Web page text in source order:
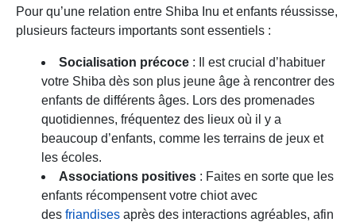
Pour qu’une relation entre Shiba Inu et enfants réussisse,
plusieurs facteurs importants sont essentiels :
Socialisation précoce : Il est crucial d’habituer
votre Shiba dès son plus jeune âge à rencontrer des
enfants de différents âges. Lors des promenades
quotidiennes, fréquentez des lieux où il y a
beaucoup d’enfants, comme les terrains de jeux et
les écoles.
Associations positives : Faites en sorte que les
enfants récompensent votre chiot avec
des friandises après des interactions agréables, afin